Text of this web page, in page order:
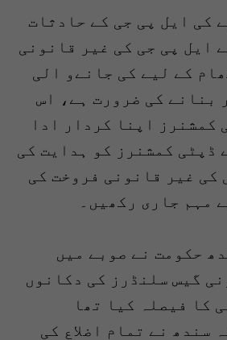
کی ایل پی جی کے حادثات
ایل پی جی کی غیر قانونی
کے لیے کی جانےو الی
بنانے کی ضرورت ہے، اس
کمشنرز اپنا کردار ادا
ڈپٹی کمشنرز کو ہدایت کی
کی غیر قانونی فروخت کی
مہم جاری رکھیں۔
حکومت نے صوبے میں
گیس سلنڈرز کی دکانوں
کا فیصلہ کیا تھا
سندھ نے تمام اضلاع کی